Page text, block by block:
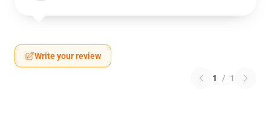
Write your review
1 / 1